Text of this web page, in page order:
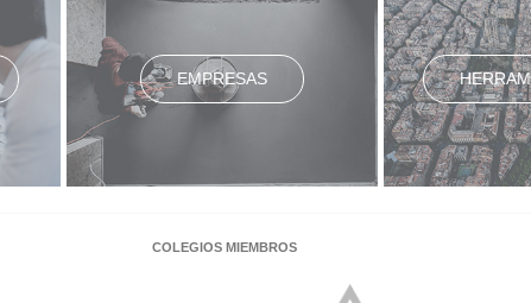
EMPRESAS
COLEGIOS MIEMBROS